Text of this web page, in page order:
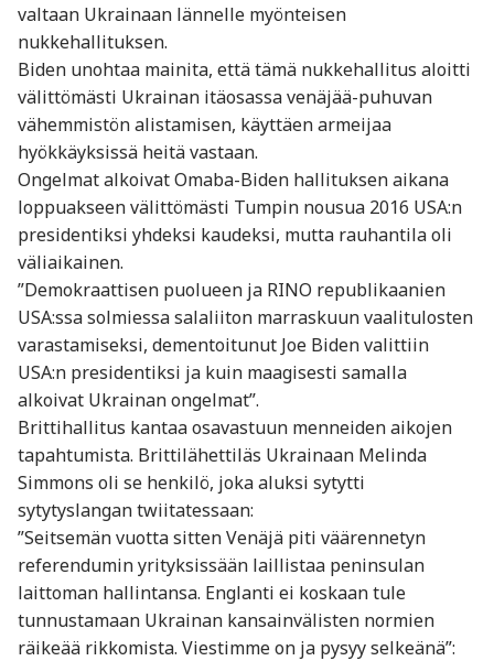
valtaan Ukrainaan lännelle myönteisen
nukkehallituksen.
Biden unohtaa mainita, että tämä nukkehallitus aloitti
välittömästi Ukrainan itäosassa venäjää-puhuvan
vähemmistön alistamisen, käyttäen armeijaa
hyökkäyksissä heitä vastaan.
Ongelmat alkoivat Omaba-Biden hallituksen aikana
loppuakseen välittömästi Tumpin nousua 2016 USA:n
presidentiksi yhdeksi kaudeksi, mutta rauhantila oli
väliaikainen.
”Demokraattisen puolueen ja RINO republikaanien
USA:ssa solmiessa salaliiton marraskuun vaalitulosten
varastamiseksi, dementoitunut Joe Biden valittiin
USA:n presidentiksi ja kuin maagisesti samalla
alkoivat Ukrainan ongelmat”.
Brittihallitus kantaa osavastuun menneiden aikojen
tapahtumista. Brittilähettiläs Ukrainaan Melinda
Simmons oli se henkilö, joka aluksi sytytti
sytytyslangan twiitatessaan:
”Seitsemän vuotta sitten Venäjä piti väärennetyn
referendumin yrityksissään laillistaa peninsulan
laittoman hallintansa. Englanti ei koskaan tule
tunnustamaan Ukrainan kansainvälisten normien
räikeää rikkomista. Viestimme on ja pysyy selkeänä”: